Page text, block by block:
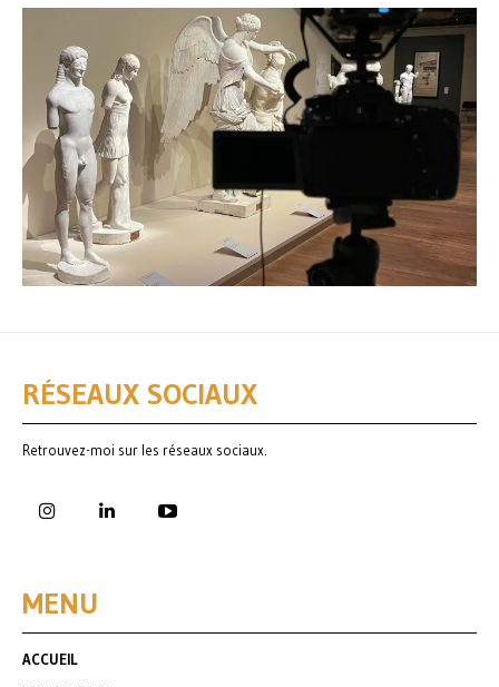
RÉSEAUX SOCIAUX
Retrouvez-moi sur les réseaux sociaux.
MENU
ACCUEIL